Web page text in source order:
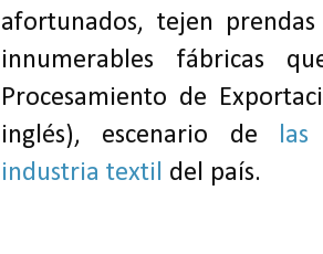
afortunados, tejen
innumerables fábricas
Procesamiento de
inglés), escenario de
industria textil del país.